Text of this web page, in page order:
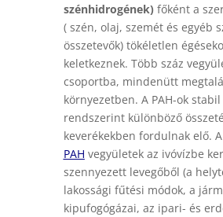
szénhidrogének) főként a
( szén, olaj, szemét és egyéb
összetevők) tökéletlen
keletkeznek. Több száz
csoportba, mindenütt
környezetben. A PAH-ok
rendszerint különböző
keverékekben fordulnak elő. A
PAH vegyületek az ivóvízbe
szennyezett levegőből (a
lakossági fűtési módok, a
kipufogógázai, az ipari- és